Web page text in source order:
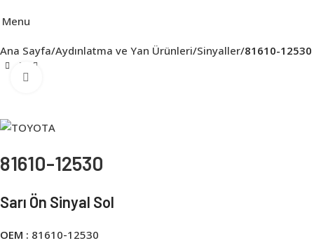
Menu
Ana Sayfa Aydınlatma ve Yan Ürünleri Sinyaller 81610-12530
81610-12530
Sarı Ön Sinyal Sol
OEM : 81610-12530